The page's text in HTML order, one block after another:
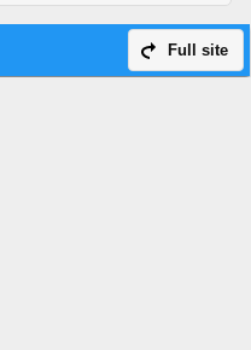
Full site